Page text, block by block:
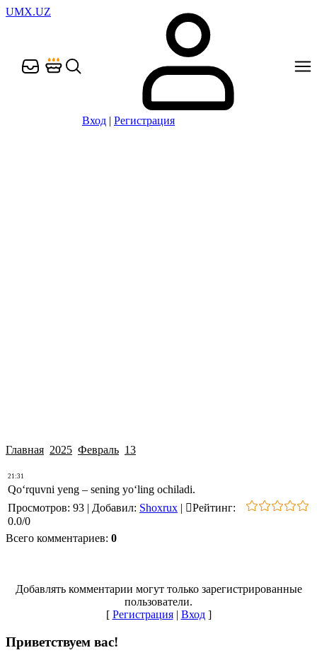
UMX.UZ
Вход | Регистрация
Главная 2025 Февраль 13
21:31
Qo‘rquvni yeng – sening yo‘ling ochiladi.
Просмотров: 93 | Добавил: Shoxrux | Рейтинг:
0.0/0
Всего комментариев: 0
Добавлять комментарии могут только зарегистрированные
пользователи.
[ Регистрация| Вход]
Приветствуем вас!